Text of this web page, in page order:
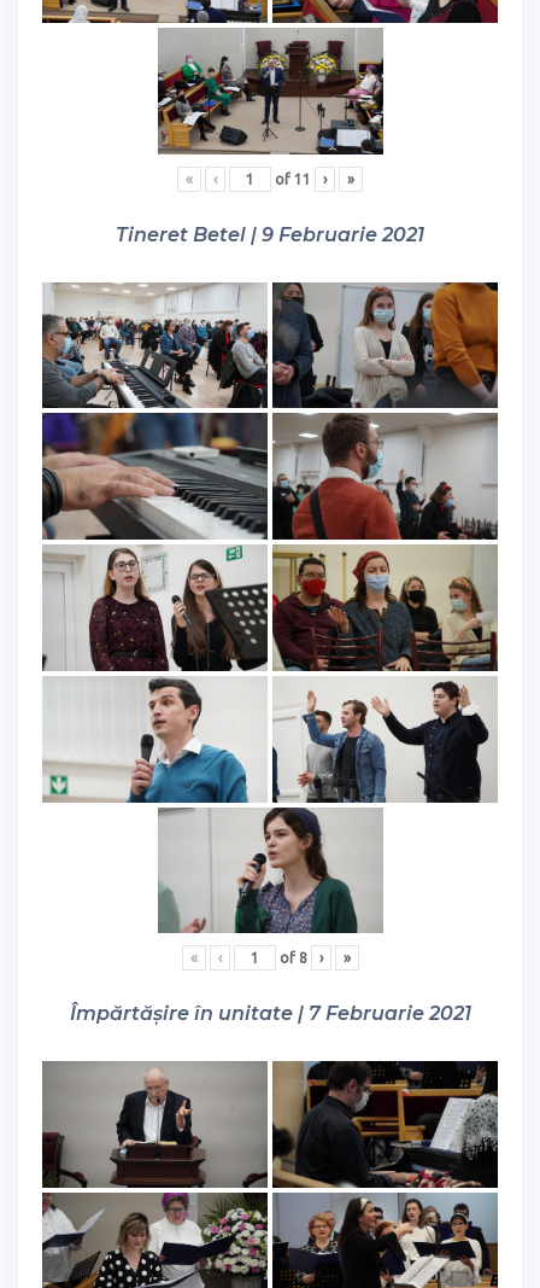
« ‹ of 11 › »
Tineret Betel | 9 Februarie 2021
« ‹ of 8 › »
Împărtășire în unitate | 7 Februarie 2021